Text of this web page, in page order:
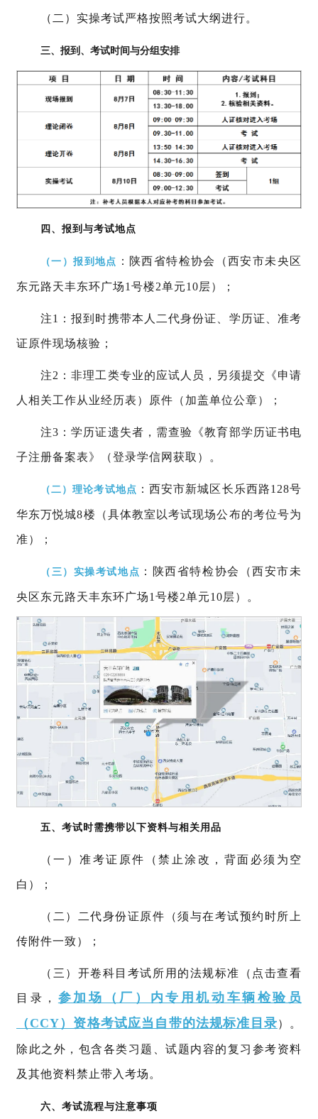
（二）实操考试严格按照考试大纲进行。
三、报到、考试时间与分组安排
四、报到与考试地点
（一）报到地点 ：陕西省特检协会（西安市未央区
东元路天丰东环广场1号楼2单元10层）；
注1：报到时携带本人二代身份证、学历证、准考
证原件现场核验；
注2：非理工类专业的应试人员，另须提交《申请
人相关工作从业经历表）原件（加盖单位公章）；
注3：学历证遗失者，需查验《教育部学历证书电
子注册备案表》（登录学信网获取）。
（二）理论考试地点 ： 西安市新城区长乐西路128号
华东万悦城8楼（具体教室以考试现场公布的考位号为
准）；
（三） 实操考试地点 ： 陕西省特检协会（西安市未
央区东元路天丰东环广场1号楼2单元10层） 。
五、 考试时需携带以下资料与相关用品
（一）准考证原件（禁止涂改，背面必须为空
白）；
（二）二代身份证原件（须与在考试预约时所上
传附件一致）；
（三） 开卷科目考试所用的法规标准（点击查看
目录， 参加场（厂）内专用机动车辆检验员
（CCY）资格考试应当自带的法规标准目录）。
除此之外，包含各类习题、试题内容的复习参考资料
及其他资料禁止带入考场。
六、考试流程与注意事项